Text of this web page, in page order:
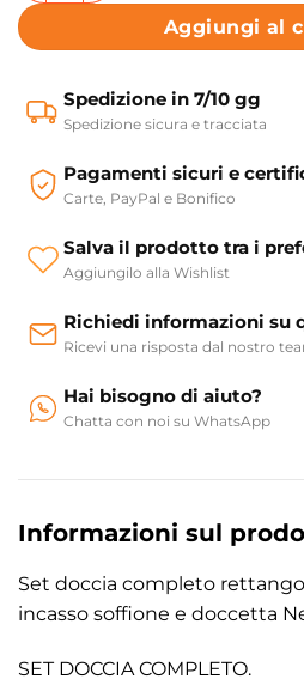
Aggiungi al
Spedizione in 7/10 gg
Spedizione sicura e tracciata
Pagamenti sicuri e
Carte, PayPal e Bonifico
Salva il prodotto tra i
Aggiungilo alla Wishlist
Richiedi informazioni su
Ricevi una risposta dal nostro
Hai bisogno di aiuto?
Chatta con noi su WhatsApp
Informazioni sul
Set doccia completo
incasso soffione e doccetta
SET DOCCIA COMPLETO.